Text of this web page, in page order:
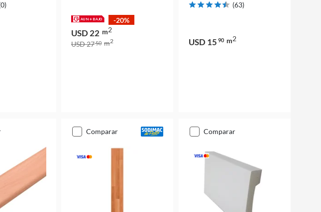
0)
-20%
USD 22 m2
USD 2750 m2
(63)
USD 15 90 m2
comparar comparar